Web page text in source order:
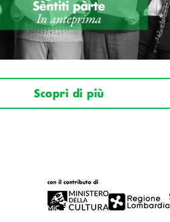
Scopri di più